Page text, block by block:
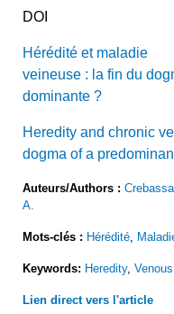
DOI
Hérédité et maladie
veineuse : la fin du
dominante ?
Heredity and chronic
dogma of a
Auteurs/Authors :
A.
Mots-clés : Hérédité
Keywords: Heredity,
Lien direct vers l'article